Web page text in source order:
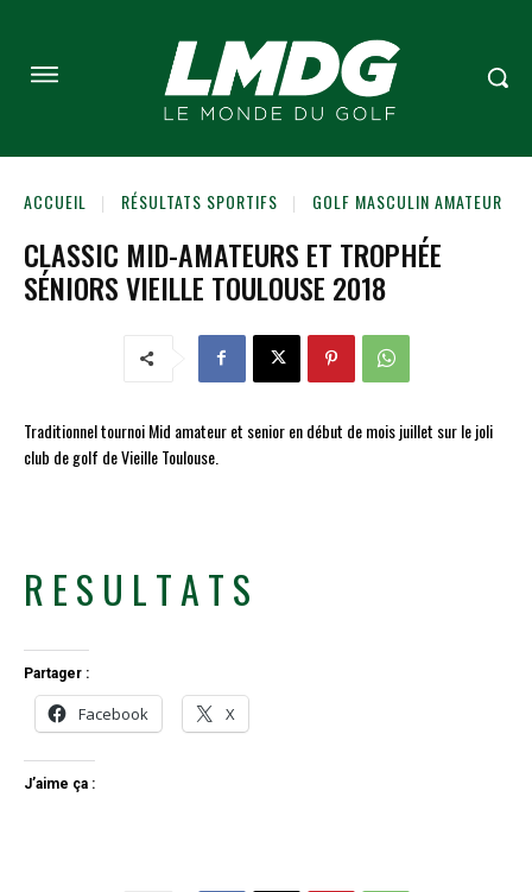
ACCUEIL RÉSULTATS SPORTIFS GOLF MASCULIN AMATEUR
CLASSIC MID-AMATEURS ET TROPHÉE
SÉNIORS VIEILLE TOULOUSE 2018
Traditionnel tournoi Mid amateur et senior en début de mois juillet sur le joli
club de golf de Vieille Toulouse.
R E S U L T A T S
Partager :
Facebook X
J’aime ça :